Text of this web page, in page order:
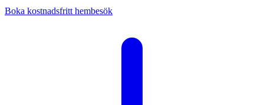
Boka kostnadsfritt hembesök